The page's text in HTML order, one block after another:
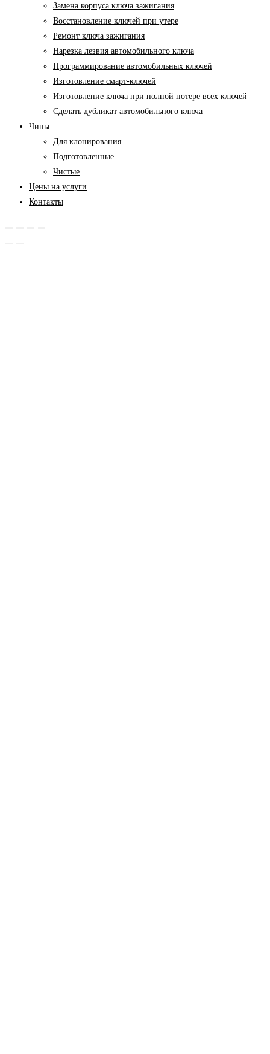
Замена корпуса ключа зажигания
Восстановление ключей при утере
Ремонт ключа зажигания
Нарезка лезвия автомобильного ключа
Программирование автомобильных ключей
Изготовление смарт-ключей
Изготовление ключа при полной потере всех ключей
Cделать дубликат автомобильного ключа
Чипы
Для клонирования
Подготовленные
Чистые
Цены на услуги
Контакты